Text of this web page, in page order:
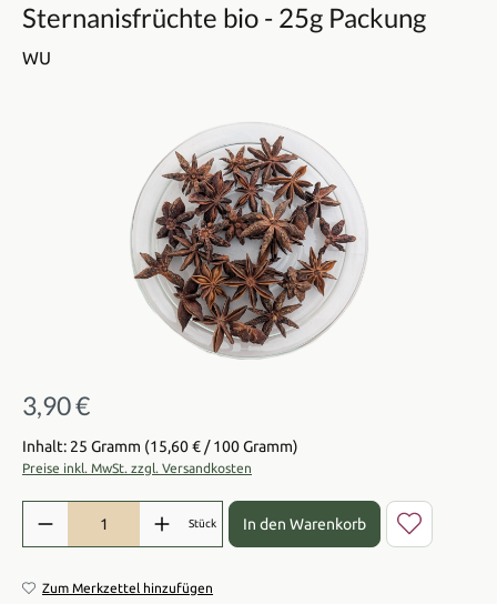
Sternanisfrüchte bio - 25g Packung
WU
Bildergalerie überspringen
Regulärer Preis:
3,90 €
Inhalt: 25 Gramm (15,60 € / 100 Gramm)
Preise inkl. MwSt. zzgl. Versandkosten
Produkt Anzahl: Gib den gewünschten Wert ein oder benutze die
Stück In den Warenkorb
Zum Merkzettel hinzufügen